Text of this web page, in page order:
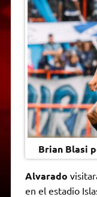
A
p
p
r
a
m
e
r
o
o
k
Brian Blasi
Alvarado
en el estadio